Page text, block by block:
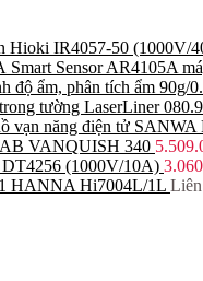
Hioki IR4057-50 (1000V/
Smart Sensor AR4105A
độ ẩm, phân tích ẩm 90g/
tường LaserLiner
vạn năng điện tử SANWA
VANQUISH 340
(1000V/10A)
HANNA Hi7004L/1L